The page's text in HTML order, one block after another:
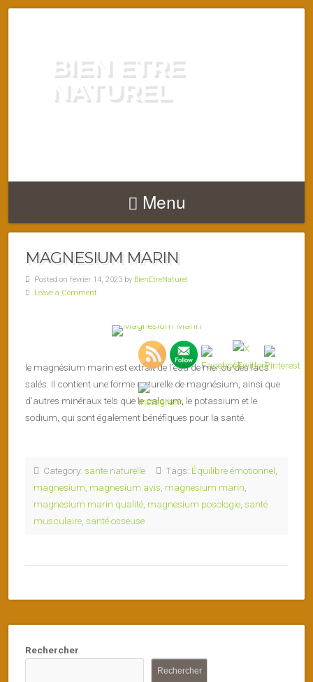
BIEN ETRE
NATUREL
Menu
MAGNESIUM MARIN
Posted on février 14, 2023 by BienEtreNaturel
Leave a Comment
le magnésium marin est extrait de l’eau de mer ou des lacs
salés. Il contient une forme naturelle de magnésium, ainsi que
d’autres minéraux tels que le calcium, le potassium et le
sodium, qui sont également bénéfiques pour la santé.
Category: sante naturelle Tags: Équilibre émotionnel
magnesium magnesium avis magnesium marin
magnesium marin qualité magnesium posologie santé
musculaire santé osseuse
Rechercher
Rechercher